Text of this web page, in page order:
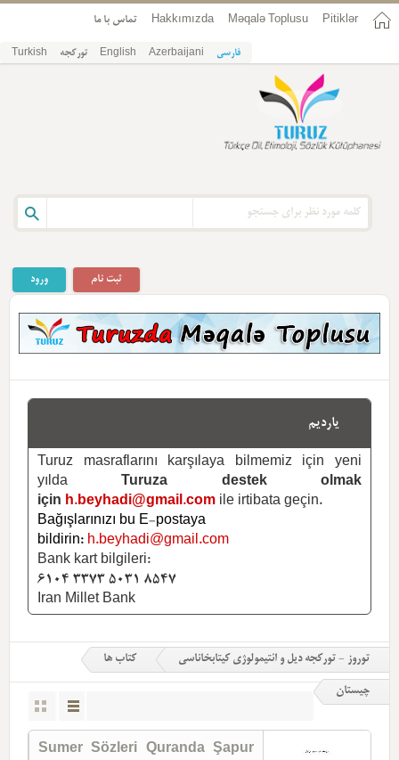
Pitiklər
Məqalə Toplusu
Hakkımızda تماس با ما
فارسی Azerbaijani
English تورکجه Turkish
ورود ثبت نام
یاردیم
Turuz masraflarını karşılaya bilmemiz için yeni
yılda
Turuza destek olmak
için h.beyhadi@gmail.com ile irtibata geçin.
Bağışlarınızı bu E-postaya
bildirin: h.beyhadi@gmail.com
Bank kart bilgileri:
6104 3373 5031 8547
Iran Millet Bank
توروز - تورکجه دیل و ائتیمولوژی کیتابخاناسی کتاب ها
چیستان
Sumer Sözleri Quranda Şapur